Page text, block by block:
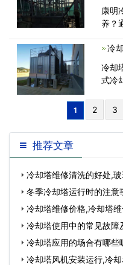
康明
养？
方冷
冷却
式冷
1 2 3
推荐文章
冷却塔维修清洗的好处,
冬季冷却塔运行时的注
项…冷却塔维修价格,冷却塔
冷却塔使用中的常见故障
冷却塔应用的场合有哪
冷却塔风机安装运行,冷